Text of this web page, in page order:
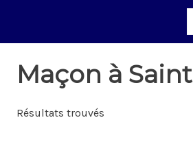
Maçon à
Résultats trouvés